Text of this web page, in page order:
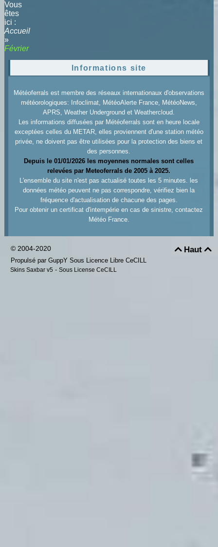
Vous
êtes
ici :
Accueil
»
Février
Informations site
Météoferrals est membre des réseaux internationaux d'observations
météorologiques: Infoclimat, MétéoAlerte France, MétéoNews,
APRS, Weather Underground et Weathercloud.
Les informations diffusées par Météoferrals sont en heure locale
exceptées celles du METAR, elles proviennent d'une station météo
privée, ne doivent pas être utilisées pour la protection des biens et
des personnes.
Depuis le 01/01/2026 les moyennes normales sont celles
relevées par Meteoferrals de 2005 à 2025.
L'ensemble du site n'est pas actualisé toutes les 5 minutes. les
données météo peuvent ne pas correspondre, vérifiez bien la
fréquence d'actualisation de chacune des pages.
Pour obtenir un certificat d'intempérie en cas de sinistre, contactez
Météo France.
Haut
© 2004-2020
Propulsé par GuppY Sous Licence Libre CeCILL
Skins Saxbar v5 - Sous License CeCILL